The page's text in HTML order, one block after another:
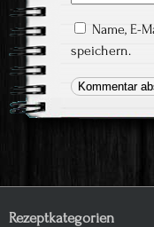
Name, E-
speichern.
Rezeptkategorien